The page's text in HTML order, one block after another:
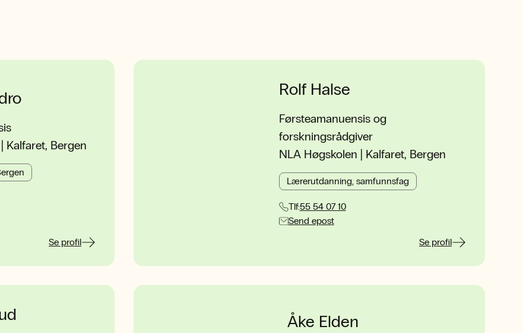
Kalfaret, Bergen
Se profil
Rolf Halse
Førsteamanuensis og
forskningsrådgiver
NLA Høgskolen | Kalfaret, Bergen
Lærerutdanning, samfunnsfag
Tlf:55 54 07 10
Send epost
Se profil
Åke Elden